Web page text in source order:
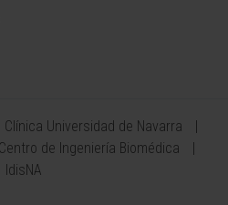
Clínica Universidad de Navarra
Centro de Ingeniería Biomédica
IdisNA